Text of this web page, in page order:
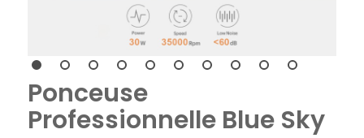
Ponceuse
Professionnelle Blue Sky